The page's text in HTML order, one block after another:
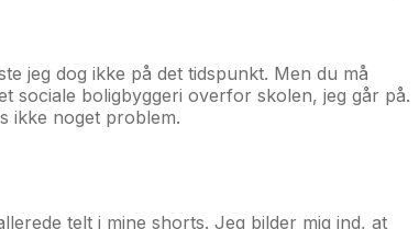
jeg dog ikke på det tidspunkt. Men du må
sociale boligbyggeri overfor skolen, jeg går på.
ikke noget problem.
telt i mine shorts. Jeg bilder mig ind, at